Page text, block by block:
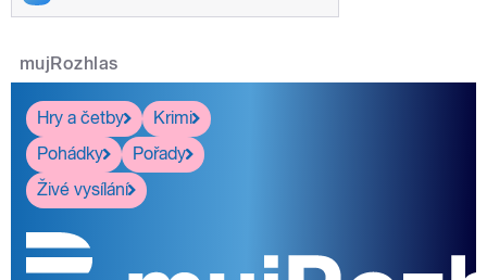
mujRozhlas
Hry a četby
Krimi
Pohádky
Pořady
Živé vysílání